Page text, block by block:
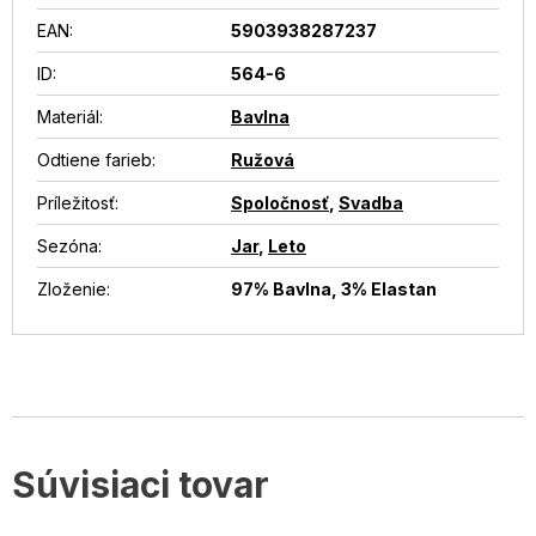
Súvisiaci tovar
EAN: 5903938287237
ID: 564-6
Materiál: Bavlna
Odtiene farieb: Ružová
Príležitosť: Spoločnosť Svadba
Sezóna: Jar, Leto
Zloženie: 97% Bavlna, 3% Elastan